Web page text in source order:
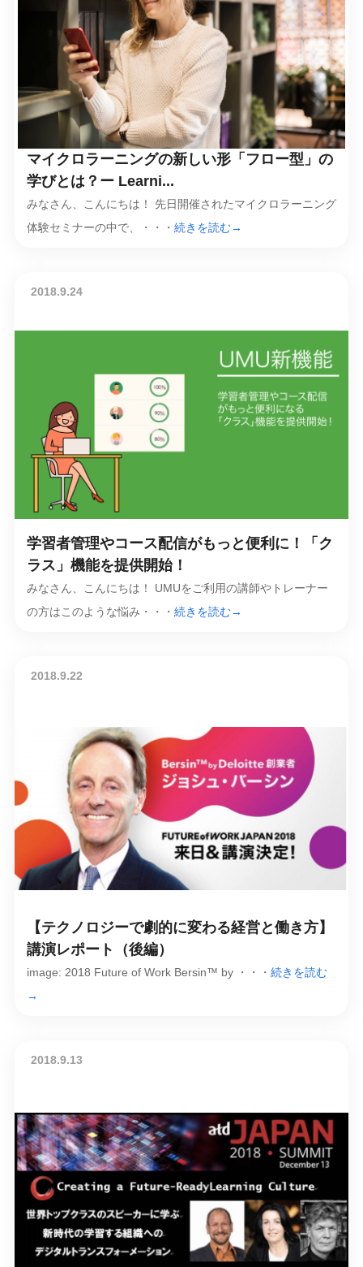
マイクロラーニングの新しい形「フロー型」の
学びとは？ー Learni...
みなさん、こんにちは！ 先日開催されたマイクロラーニング
体験セミナーの中で、・・・ 続きを読む→
2018.9.24
学習者管理やコース配信がもっと便利に！「ク
ラス」機能を提供開始！
みなさん、こんにちは！ UMUをご利用の講師やトレーナー
の方はこのような悩み・・・ 続きを読む→
2018.9.22
【テクノロジーで劇的に変わる経営と働き方】
講演レポート（後編）
image: 2018 Future of Work Bersin™ by ・・・ 続きを読む
→
2018.9.13